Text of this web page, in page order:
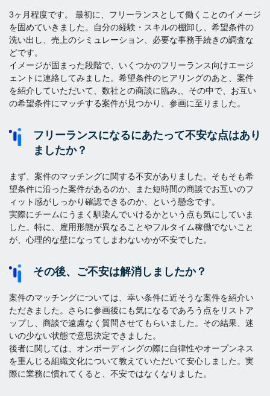
3ヶ月程度です。 最初に、フリーランスとして働くことのイメージ
を固めていきました。自分の経験・スキルの棚卸し、希望条件の
洗い出し、売上のシミュレーション、必要な事務手続きの調査な
どです。
イメージが固まった段階で、いくつかのフリーランス向けエージ
ェントに連絡してみました。希望条件のヒアリングのあと、案件
を紹介していただいて、数社との商談に臨み,、その中で、お互い
の希望条件にマッチする案件が見つかり、参画に至りました。
フリーランスになるにあたって不安な点はあり
ましたか？
まず、案件のマッチングに関する不安がありました。そもそも希
望条件に沿った案件があるのか、また短時間の商談でお互いのフ
ィット感がしっかり確認できるのか、という懸念です。
実際にチームにうまく馴染んでいけるかという点も気にしていま
した。特に、雇用形態が異なることやフルタイム稼働でないこと
が、心理的な壁になってしまわないかが不安でした。
その後、ご不安は解消しましたか？
案件のマッチングについては、幸い条件に近そうな案件を紹介い
ただきました。さらに参画後にも気になるであろう点をリストア
ップし、商談で遠慮なく質問させてもらいました。その結果、迷
いの少ない状態で意思決定できました。
後者に関しては、オンボーディングの際に自律性やオープンネス
を重んじる組織文化について教えていただいて安心しました。実
際に業務に慣れてくると、不安ではなくなりました。